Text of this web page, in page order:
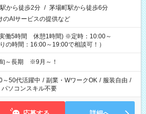
から徒歩2分 / 茅場町駅から徒歩6分
のAIサービスの提供など
働5時間 休憩1時間) ※定時：10:00～
の時間：16:00～19:00で相談可！）
～長期 ※9月～！
～50代活躍中 / 副業・WワークOK / 服装自由 /
パソコンスキル不要